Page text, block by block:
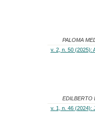
PALOMA
v. 2, n. 50 (2025):
EDILBERTO
v. 1, n. 46 (2024):